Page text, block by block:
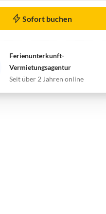
Sofort buchen
Ferienunterkunft-
Vermietungsagentur
Seit über 2 Jahren online